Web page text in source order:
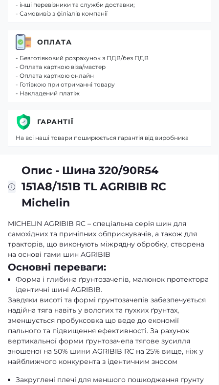
Опис - Шина 320/90R54
151A8/151B TL AGRIBIB RC
Michelin
MICHELIN AGRIBIB RC – cпеціальна серія шин для
самохідних та причіпних обприскувачів, а також для
тракторів, що виконують міжрядну обробку, створена
на основі гами шин AGRIBIB
Основні переваги:
Форма і глибина ґрунтозачепів, малюнок протектора
ідентичні шині AGRIBIB.
Завдяки висоті та формі грунтозачепів забезпечується
надійна тяга навіть у вологих та пухких ґрунтах,
зменшується пробуксовка що веде до економії
пального та підвищення ефективності. За рахунок
вертикальної форми ґрунтозачепа тягове зусилля
зношеної на 50% шини AGRIBIB RC на 25% вище, ніж у
найближчого конкурента з ідентичним зносом
Закруглені плечі для меншого пошкодження ґрунту
- інші перевізники та служби доставки;
- Самовивіз з філіалів компанії
ОПЛАТА
- Безготівковий розрахунок з ПДВ/без ПДВ
- Оплата карткою віза/мастер
- Оплата карткою онлайн
- Готівкою при отриманні товару
- Накладений платіж
ГАРАНТІЇ
На всі наші товари поширюється гарантія від виробника